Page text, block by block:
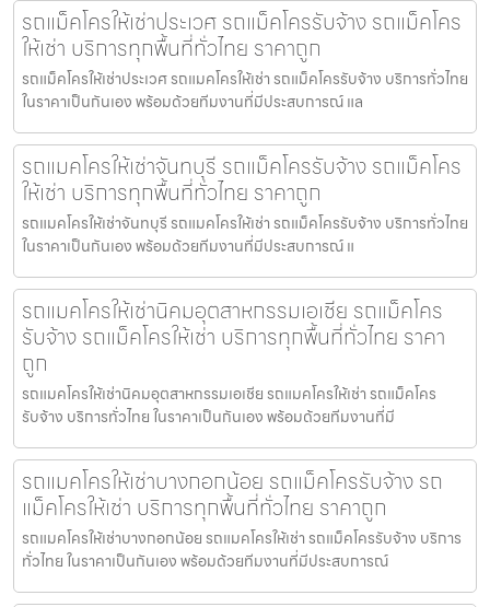
รถแม็คโครให้เช่าประเวศ รถแม็คโครรับจ้าง รถแม็คโคร
ให้เช่า บริการทุกพื้นที่ทั่วไทย ราคาถูก
รถแม็คโครให้เช่าประเวศ รถแมคโครให้เช่า รถแม็คโครรับจ้าง บริการทั่วไทย
ในราคาเป็นกันเอง พร้อมด้วยทีมงานที่มีประสบการณ์ แล
รถแมคโครให้เช่าจันทบุรี รถแม็คโครรับจ้าง รถแม็คโคร
ให้เช่า บริการทุกพื้นที่ทั่วไทย ราคาถูก
รถแมคโครให้เช่าจันทบุรี รถแมคโครให้เช่า รถแม็คโครรับจ้าง บริการทั่วไทย
ในราคาเป็นกันเอง พร้อมด้วยทีมงานที่มีประสบการณ์ แ
รถแมคโครให้เช่านิคมอุตสาหกรรมเอเชีย รถแม็คโคร
รับจ้าง รถแม็คโครให้เช่า บริการทุกพื้นที่ทั่วไทย ราคา
ถูก
รถแมคโครให้เช่านิคมอุตสาหกรรมเอเชีย รถแมคโครให้เช่า รถแม็คโคร
รับจ้าง บริการทั่วไทย ในราคาเป็นกันเอง พร้อมด้วยทีมงานที่มี
รถแมคโครให้เช่าบางกอกน้อย รถแม็คโครรับจ้าง รถ
แม็คโครให้เช่า บริการทุกพื้นที่ทั่วไทย ราคาถูก
รถแมคโครให้เช่าบางกอกน้อย รถแมคโครให้เช่า รถแม็คโครรับจ้าง บริการ
ทั่วไทย ในราคาเป็นกันเอง พร้อมด้วยทีมงานที่มีประสบการณ์